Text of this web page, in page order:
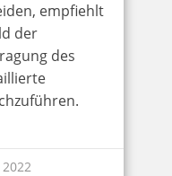
empfiehlt
der
des